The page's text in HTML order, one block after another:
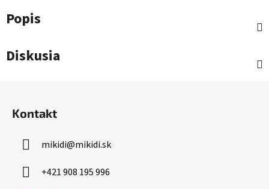
Popis
Diskusia
Kontakt
mikidi@mikidi.sk
+421 908 195 996